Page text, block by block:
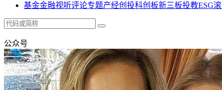
基金金融视听评论专题产经创投科创板新三板投教ESG
公众号